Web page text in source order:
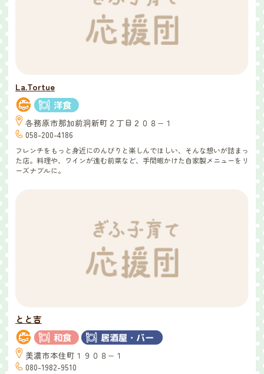
La.Tortue
各務原市那加前洞新町２丁目２０８−１
058-200-4186
フレンチをもっと身近にのんびりと楽しんでほしい、そんな想いが詰まっ
た店。料理や、ワインが進む前菜など、手間暇かけた自家製メニューをリ
ーズナブルに。
とと吉
美濃市本住町１９０８−１
080-1982-9510